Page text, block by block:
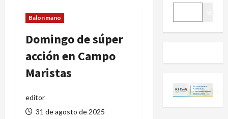
Balonmano
Domingo de súper
acción en Campo
Maristas
editor
31 de agosto de 2025